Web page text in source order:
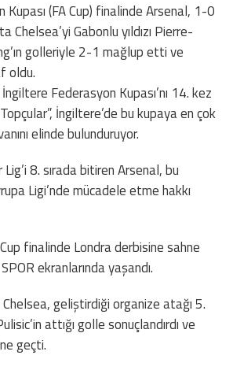
(FA Cup) finalinde Arsenal, 1-0
Chelsea’yi Gabonlu yıldızı Pierre-
golleriyle 2-1 mağlup etti ve
oldu.
Federasyon Kupası’nı 14. kez
İngiltere’de bu kupaya en çok
elinde bulunduruyor.
8. sırada bitiren Arsenal, bu
Ligi’nde mücadele etme hakkı
finalinde Londra derbisine sahne
ekranlarında yaşandı.
Chelsea, geliştirdiği organize atağı 5.
attığı golle sonuçlandırdı ve
geçti.